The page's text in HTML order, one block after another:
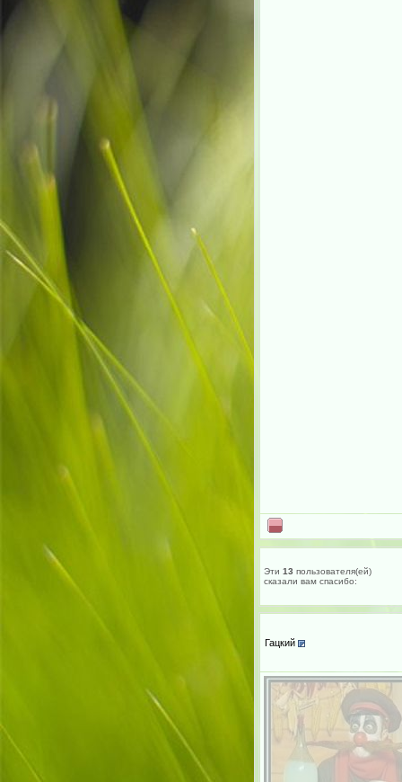
Эти 13 пользователя(ей)
сказали вам cпасибо:
Гацкий